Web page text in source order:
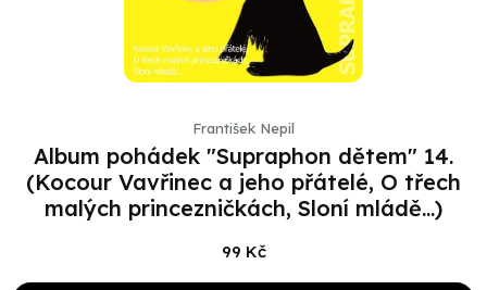
František Nepil
Album pohádek "Supraphon dětem" 14.
(Kocour Vavřinec a jeho přátelé, O třech
malých princezničkách, Sloní mládě...)
99 Kč